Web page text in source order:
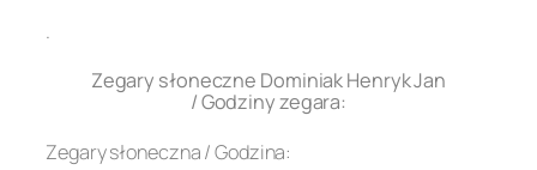
.
Zegary słoneczne Dominiak Henryk Jan
/ Godziny zegara:
Zegary słoneczna / Godzina: